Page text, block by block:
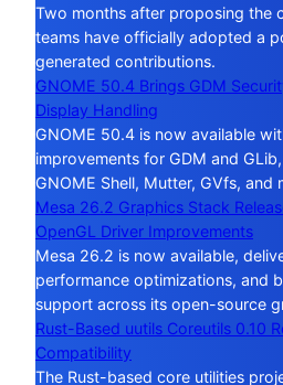
Two months after proposing the
teams have officially adopted a
generated contributions.
GNOME 50.4 Brings GDM
Display Handling
GNOME 50.4 is now available
improvements for GDM and
GNOME Shell, Mutter, GVfs, and
Mesa 26.2 Graphics Stack
OpenGL Driver Improvements
Mesa 26.2 is now available,
performance optimizations, and
support across its open-source
Rust-Based uutils Coreutils 0.10
Compatibility
The Rust-based core utilities